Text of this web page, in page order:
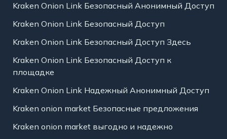
Kraken Onion Link Безопасный Анонимный Доступ
Kraken Onion Link Безопасный Доступ
Kraken Onion Link Безопасный Доступ Здесь
Kraken Onion Link Безопасный Доступ к
площадке
Kraken Onion Link Надежный Анонимный Доступ
Kraken onion market Безопасные предложения
Kraken onion market выгодно и надежно